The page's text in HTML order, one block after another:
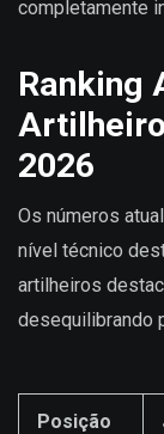
completamente
Ranking
2026
Os números
nível técnico
artilheiros
desequilibrando
Posição